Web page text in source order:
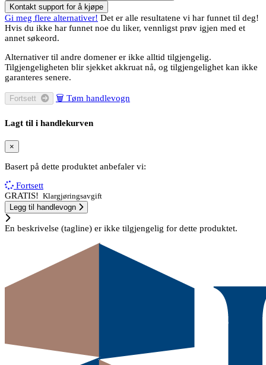
Kontakt support for å kjøpe
Gi meg flere alternativer! Det er alle resultatene vi har funnet til deg!
Hvis du ikke har funnet noe du liker, vennligst prøv igjen med et
annet søkeord.
Alternativer til andre domener er ikke alltid tilgjengelig.
Tilgjengeligheten blir sjekket akkruat nå, og tilgjengelighet kan ikke
garanteres senere.
🗑 Tøm handlevogn
Lagt til i handlekurven
×
Basert på dette produktet anbefaler vi:
Fortsett
GRATIS! Klargjøringsavgift
Legg til handlevogn
En beskrivelse (tagline) er ikke tilgjengelig for dette produktet.